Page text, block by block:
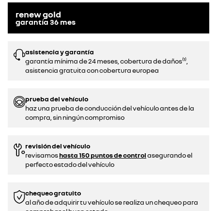
renew gold
garantía 36 mes
asistencia y garantía
garantía mínima de 24 meses, cobertura de daños⁽¹⁾,
asistencia gratuita con cobertura europea
prueba del vehículo
haz una prueba de conducción del vehículo antes de la
compra, sin ningún compromiso
revisión del vehículo
revisamoshasta 150 puntos de controlasegurando el
perfecto estado del vehículo
chequeo gratuito
al año de adquirir tu vehículo se realiza un chequeo para